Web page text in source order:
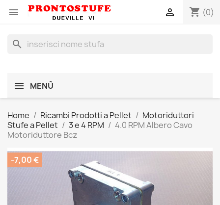
 shopping_cart (0)

search
MENÙ
Home Ricambi Prodotti a Pellet
Motoriduttori
Stufe a Pellet
3 e 4 RPM
4.0 RPM Albero Cavo
Motoriduttore Bcz
-7,00 €